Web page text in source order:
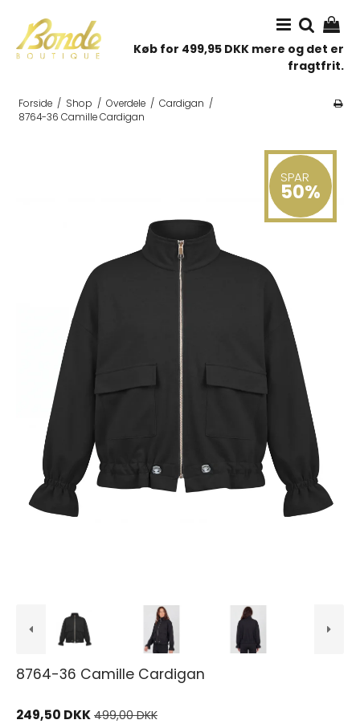
Køb for 499,95 DKK mere og det er
fragtfrit.
Forside / Shop / Overdele / Cardigan /
8764-36 Camille Cardigan
SPAR
50%
8764-36 Camille Cardigan
249,50 DKK 499,00 DKK